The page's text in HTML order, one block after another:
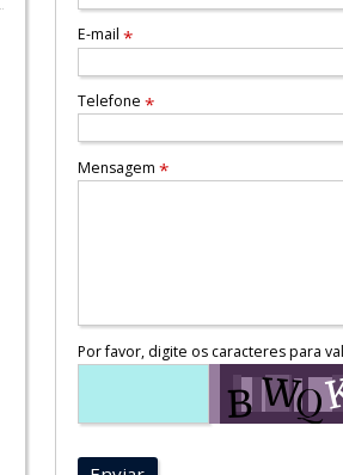
E-mail *
Telefone *
Mensagem *
Por favor, digite os caracteres para